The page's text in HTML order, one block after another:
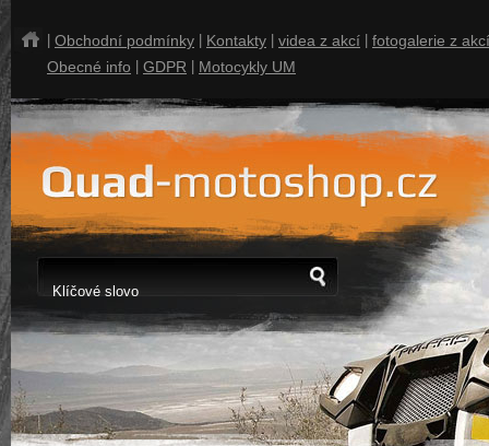
Obchodní podmínky Kontakty videa z akcí
fotogalerie z akcí
Obecné info
GDPR Motocykly UM